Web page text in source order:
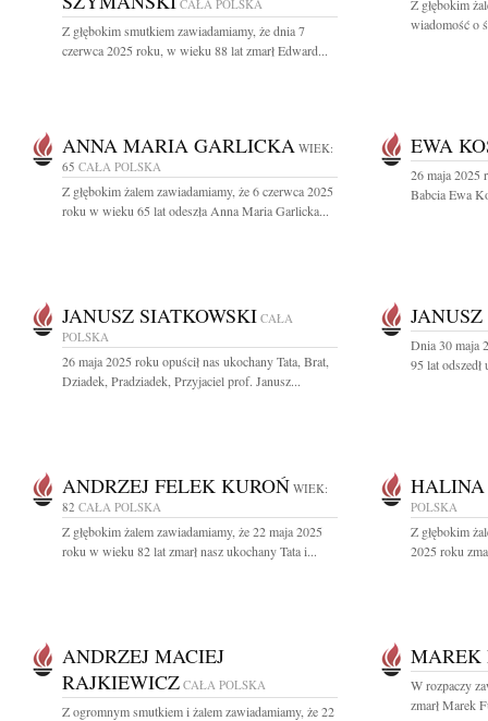
CAŁA POLSKA
Z głębokim smutkiem zawiadamiamy, że dnia 7
czerwca 2025 roku, w wieku 88 lat zmarł Edward...
Z głębokim
wiadomość o
ANNA MARIA GARLICKA WIEK:
65 CAŁA POLSKA
Z głębokim żalem zawiadamiamy, że 6 czerwca 2025
roku w wieku 65 lat odeszła Anna Maria Garlicka...
EWA
26 maja 2025
Babcia Ewa
JANUSZ SIATKOWSKI CAŁA
POLSKA
26 maja 2025 roku opuścił nas ukochany Tata, Brat,
Dziadek, Pradziadek, Przyjaciel prof. Janusz...
Dnia 30 maja
95 lat
ANDRZEJ FELEK KUROŃ WIEK:
82 CAŁA POLSKA
Z głębokim żalem zawiadamiamy, że 22 maja 2025
roku w wieku 82 lat zmarł nasz ukochany Tata i...
HALINA
POLSKA
Z głębokim
2025 roku
ANDRZEJ MACIEJ
RAJKIEWICZ CAŁA POLSKA
Z ogromnym smutkiem i żalem zawiadamiamy, że 22
MAREK
W rozpaczy
zmarł Marek